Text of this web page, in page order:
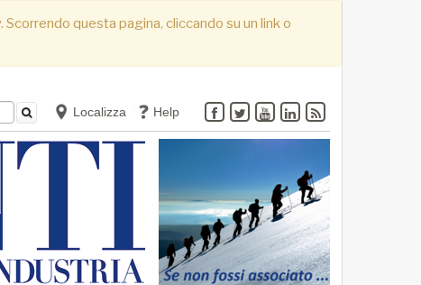
questa pagina, cliccando su un link o
Localizza Help